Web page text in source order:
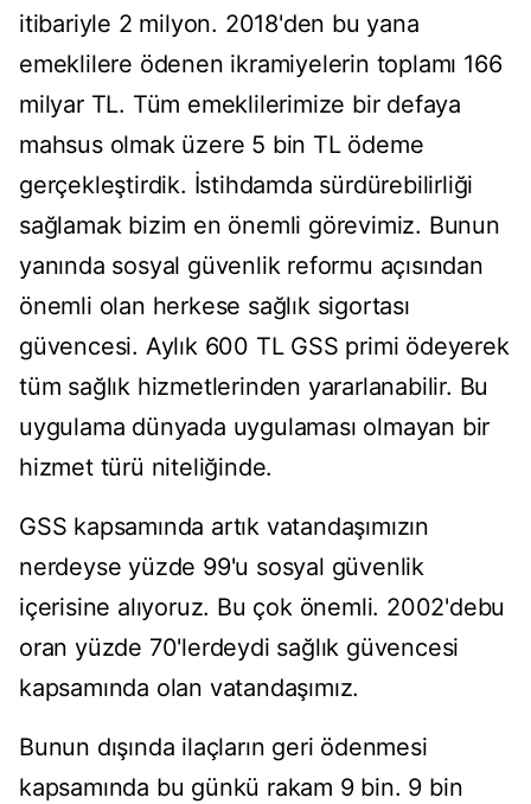
itibariyle 2 milyon. 2018'den bu yana
emeklilere ödenen ikramiyelerin toplamı 166
milyar TL. Tüm emeklilerimize bir defaya
mahsus olmak üzere 5 bin TL ödeme
gerçekleştirdik. İstihdamda sürdürebilirliği
sağlamak bizim en önemli görevimiz. Bunun
yanında sosyal güvenlik reformu açısından
önemli olan herkese sağlık sigortası
güvencesi. Aylık 600 TL GSS primi ödeyerek
tüm sağlık hizmetlerinden yararlanabilir. Bu
uygulama dünyada uygulaması olmayan bir
hizmet türü niteliğinde.
GSS kapsamında artık vatandaşımızın
nerdeyse yüzde 99'u sosyal güvenlik
içerisine alıyoruz. Bu çok önemli. 2002'debu
oran yüzde 70'lerdeydi sağlık güvencesi
kapsamında olan vatandaşımız.
Bunun dışında ilaçların geri ödenmesi
kapsamında bu günkü rakam 9 bin. 9 bin